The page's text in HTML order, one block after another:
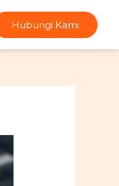
Hubungi Kami